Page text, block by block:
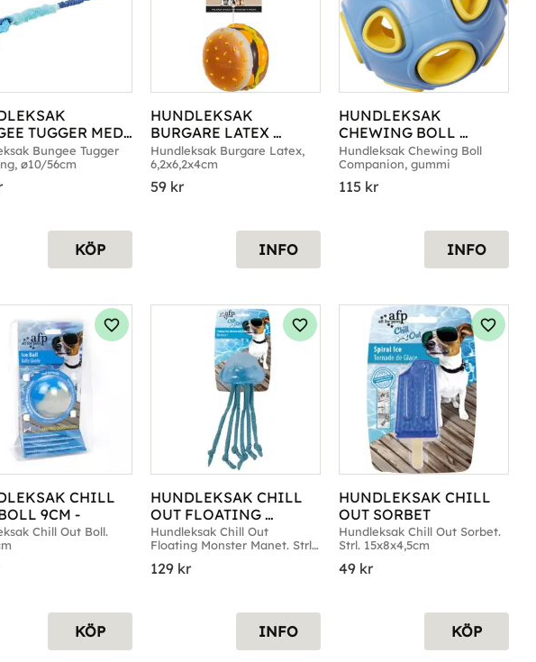
TUGGER MED
10/56CM
Bungee Tugger
ø10/56cm
KÖP
HUNDLEKSAK
BURGARE LATEX
6,2X6,2X4CM
Hundleksak Burgare Latex,
6,2x6,2x4cm
59 kr
INFO
HUNDLEKSAK
CHEWING BOLL
COMPANION
Hundleksak Chewing Boll
Companion, gummi
115 kr
INFO
CHILL
9CM -
Chill Out Boll.
Lägg till i favoriter
KÖP
HUNDLEKSAK CHILL
OUT FLOATING
MONSTER MANE -T
Hundleksak Chill Out
Floating Monster Manet. Strl.
129 kr
Lägg till i favoriter
INFO
HUNDLEKSAK CHILL
OUT SORBET
Hundleksak Chill Out Sorbet.
Strl. 15x8x4,5cm
49 kr
Lägg
KÖP